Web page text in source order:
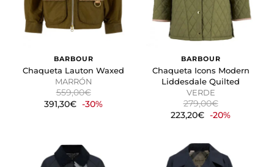
BARBOUR
Chaqueta Lauton Waxed
MARRÓN
559,00€
391,30€ -30%
BARBOUR
Chaqueta Icons Modern
Liddesdale Quilted
VERDE
279,00€
223,20€ -20%